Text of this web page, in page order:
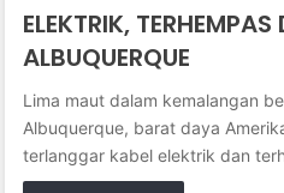
ELEKTRIK,
ALBUQUERQUE
Lima maut dalam kemalangan
Albuquerque, barat daya
terlanggar kabel elektrik dan